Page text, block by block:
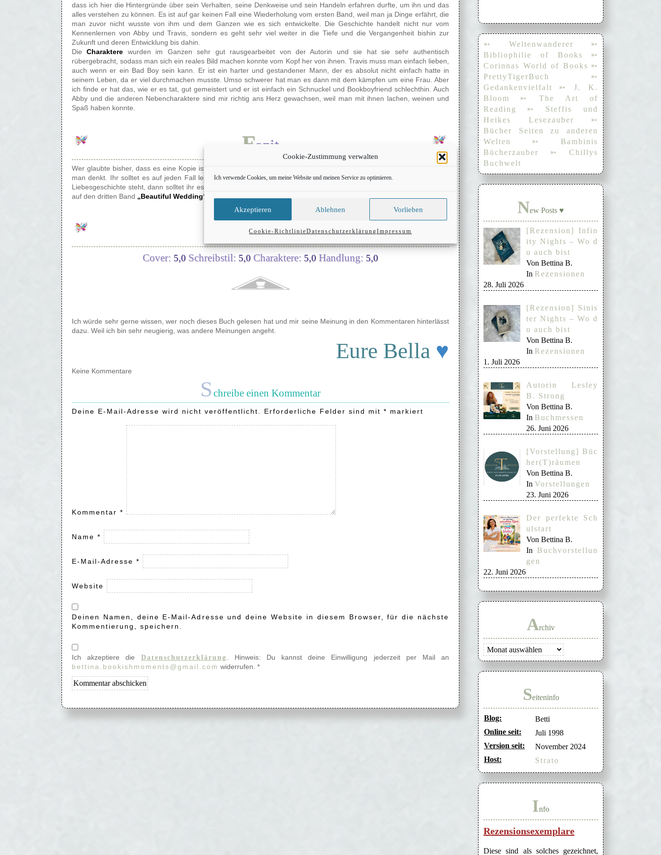
Cookie-Zustimmung verwalten
Ich verwende Cookies, um meine Website und meinen Service zu optimieren.
Akzeptieren Ablehnen Vorlieben
Cookie-RichtlinieDatenschutzerklärungImpressum
dass ich hier die Hintergründe über sein Verhalten, seine Denkweise und sein Handeln erfahren durfte, um ihn und das
alles verstehen zu können. Es ist auf gar keinen Fall eine Wiederholung vom ersten Band, weil man ja Dinge erfährt, die
man zuvor nicht wusste von ihm und dem Ganzen wie es sich entwickelte. Die Geschichte handelt nicht nur vom
Kennenlernen von Abby und Travis, sondern es geht sehr viel weiter in die Tiefe und die Vergangenheit bishin zur
Zukunft und deren Entwicklung bis dahin.
DieCharaktere wurden im Ganzen sehr gut rausgearbeitet von der Autorin und sie hat sie sehr authentisch
rübergebracht, sodass man sich ein reales Bild machen konnte vom Kopf her von ihnen. Travis muss man einfach lieben,
auch wenn er ein Bad Boy sein kann. Er ist ein harter und gestandener Mann, der es absolut nicht einfach hatte in
seinem Leben, da er viel durchmachen musste. Umso schwerer hat man es dann mit dem kämpfen um eine Frau. Aber
ich finde er hat das, wie er es tat, gut gemeistert und er ist einfach ein Schnuckel und Bookboyfriend schlechthin. Auch
Abby und die anderen Nebencharaktere sind mir richtig ans Herz gewachsen, weil man mit ihnen lachen, weinen und
Spaß haben konnte.
Fazit
Wer glaubte bisher, dass es eine Kopie ist vom ersten Band, täuscht sich absolut! Es steckt sehr viel mehr dahinter als
man denkt. Ihr solltet es auf jeden Fall lesen und zwar ganz. Wenn ihr da draußen auf eine süße und tolle New Adult
Liebesgeschichte steht, dann solltet ihr es euch auf jeden Fall kaufen. Mich hat es wieder überzeugt und ich freue mich
auf den dritten Band „Beautiful Wedding“
ewertung
Cover: 5,0 Schreibstil: 5,0 Charaktere: 5,0 Handlung: 5,0
Ich würde sehr gerne wissen, wer noch dieses Buch gelesen hat und mir seine Meinung in den Kommentaren hinterlässt
dazu. Weil ich bin sehr neugierig, was andere Meinungen angeht.
Eure Bella ♥
Keine Kommentare
S chreibe einen Kommentar
Deine E-Mail-Adresse wird nicht veröffentlicht. Erforderliche Felder sind mit * markiert
Kommentar *
Name *
E-Mail-Adresse *
Website
Deinen Namen, deine E-Mail-Adresse und deine Website in diesem Browser, für die nächste
Kommentierung, speichern.
Ich akzeptiere die Datenschutzerklärung
. Hinweis: Du kannst deine Einwilligung jederzeit per Mail an
bettina.bookishmoments@gmail.com widerrufen. *
➳ Weltenwanderer
➳
Bibliophilie of Books
➳
Corinnas World of Books ➳
PrettyTigerBuch
➳
Gedankenvielfalt
➳ J. K.
Bloom
➳ The Art of
Reading
➳ Steffis und
Heikes Lesezauber
➳
Bücher Seiten zu anderen
Welten
➳ Bambinis
Bücherzauber
➳ Chillys
Buchwelt
New Posts ♥
[Rezension] Infin
ity Nights – Wo d
u auch bist
Von Bettina B.
In Rezensionen
28. Juli 2026
[Rezension] Sinis
ter Nights – Wo d
u auch bist
Von Bettina B.
In Rezensionen
1. Juli 2026
Autorin Lesley
B. Strong
Von Bettina B.
In Buchmessen
26. Juni 2026
[Vorstellung] Büc
her(T)räumen
Von Bettina B.
In Vorstellungen
23. Juni 2026
Der perfekte Sch
ulstart
Von Bettina B.
In Buchvorstellun
gen
22. Juni 2026
Archiv
Archiv
Seiteninfo
Blog:
Betti
Online seit:
Juli 1998
Version seit:
November 2024
Host:
Strato
Info
Rezensionsexemplare
Diese sind als solches gezeichnet,